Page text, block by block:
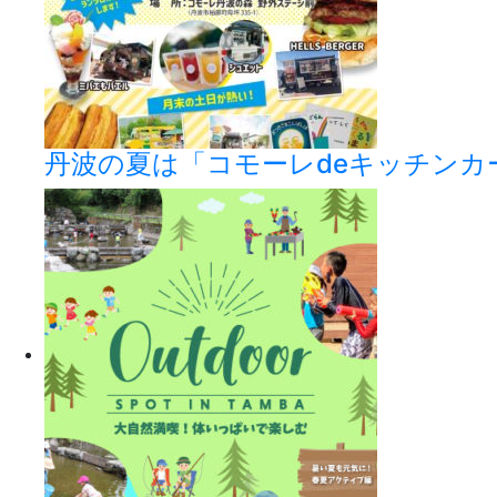
丹波の夏は「コモーレdeキッチンカ